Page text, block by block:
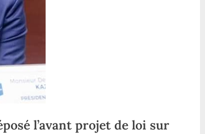
l’avant projet de loi sur